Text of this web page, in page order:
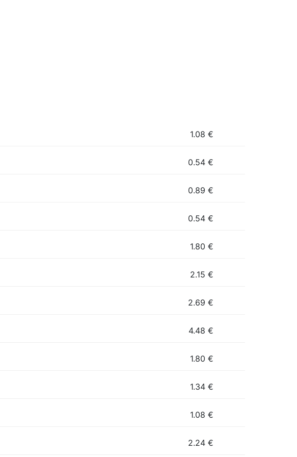
1.08 €
0.54 €
0.89 €
0.54 €
1.80 €
2.15 €
2.69 €
4.48 €
1.80 €
1.34 €
1.08 €
2.24 €